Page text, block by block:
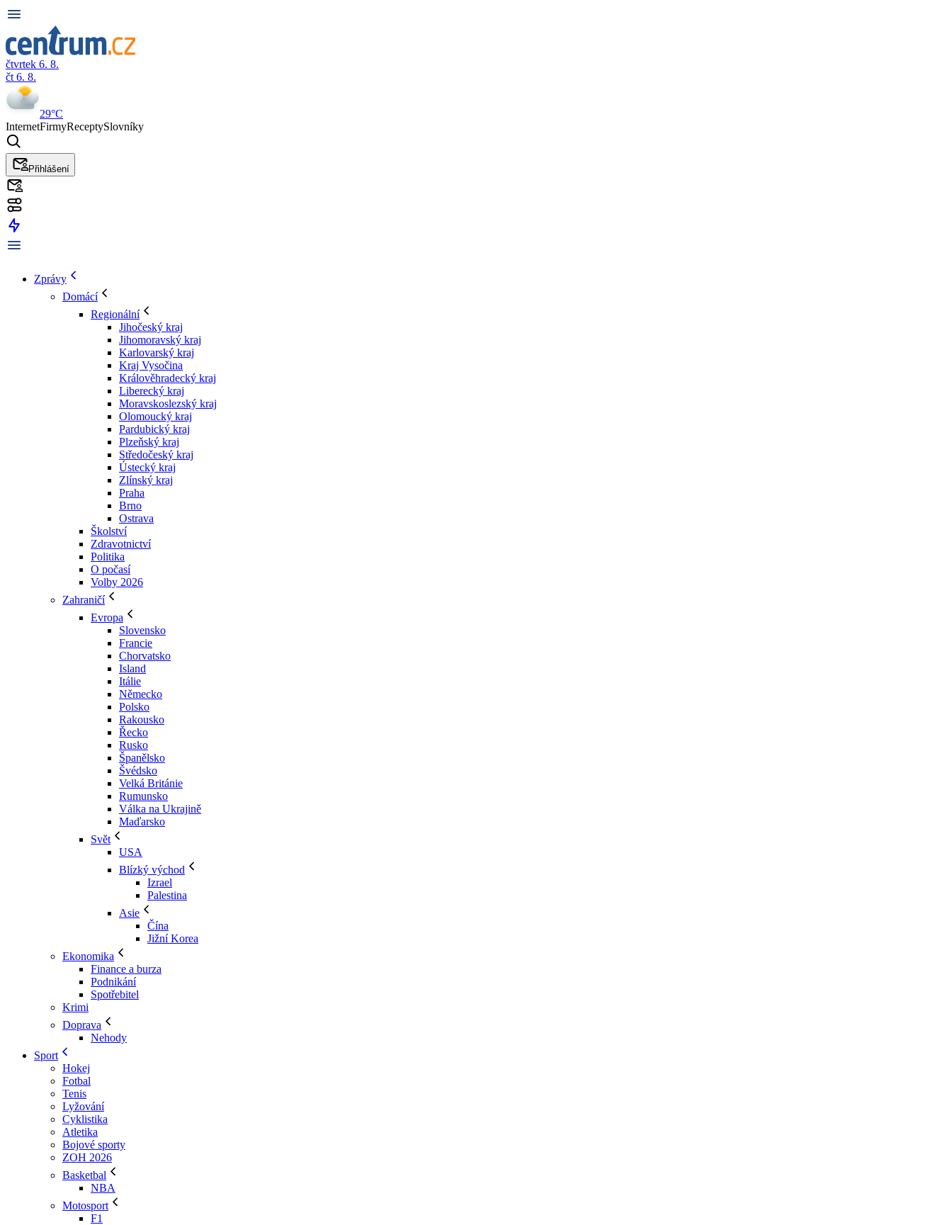
čtvrtek 6. 8.
čt 6. 8.
29°C
InternetFirmyReceptySlovníky
Přihlášení
Zprávy
Domácí
Regionální
Jihočeský kraj
Jihomoravský kraj
Karlovarský kraj
Kraj Vysočina
Králověhradecký kraj
Liberecký kraj
Moravskoslezský kraj
Olomoucký kraj
Pardubický kraj
Plzeňský kraj
Středočeský kraj
Ústecký kraj
Zlínský kraj
Praha
Brno
Ostrava
Školství
Zdravotnictví
Politika
O počasí
Volby 2026
Zahraničí
Evropa
Slovensko
Francie
Chorvatsko
Island
Itálie
Německo
Polsko
Rakousko
Řecko
Rusko
Španělsko
Švédsko
Velká Británie
Rumunsko
Válka na Ukrajině
Maďarsko
Svět
USA
Blízký východ
Izrael
Palestina
Asie
Čína
Jižní Korea
Ekonomika
Finance a burza
Podnikání
Spotřebitel
Krimi
Doprava
Nehody
Sport
Hokej
Fotbal
Tenis
Lyžování
Cyklistika
Atletika
Bojové sporty
ZOH 2026
Basketbal
NBA
Motosport
F1